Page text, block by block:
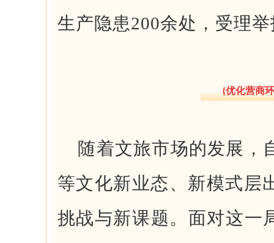
生产隐患200余处，受理
{优化营商
随着文旅市场的发展，
等文化新业态、新模式层
挑战与新课题。面对这一